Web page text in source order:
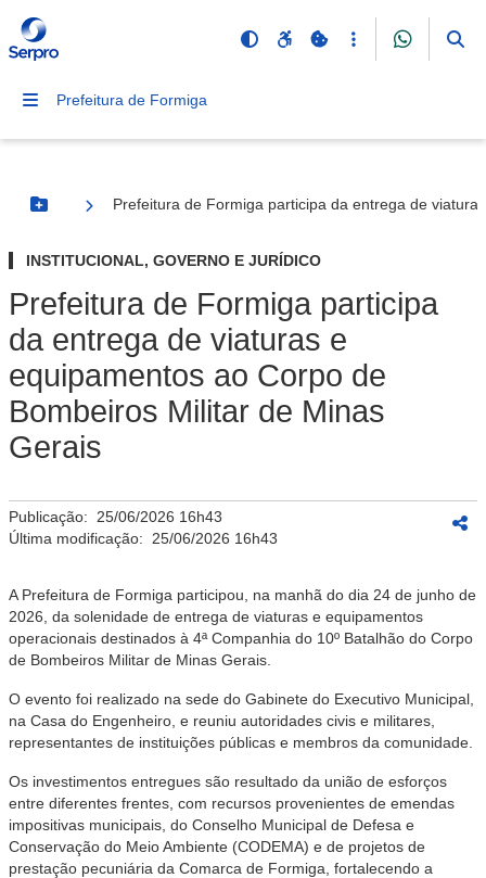
Prefeitura de Formiga
Botão Menu
Prefeitura de Formiga participa da entrega de
INSTITUCIONAL, GOVERNO E JURÍDICO
Prefeitura de Formiga participa
da entrega de viaturas e
equipamentos ao Corpo de
Bombeiros Militar de Minas
Gerais
Publicação: 25/06/2026 16h43
Última modificação: 25/06/2026 16h43
A Prefeitura de Formiga participou, na manhã do dia 24 de junho de
2026, da solenidade de entrega de viaturas e equipamentos
operacionais destinados à 4ª Companhia do 10º Batalhão do Corpo
de Bombeiros Militar de Minas Gerais.
O evento foi realizado na sede do Gabinete do Executivo Municipal,
na Casa do Engenheiro, e reuniu autoridades civis e militares,
representantes de instituições públicas e membros da comunidade.
Os investimentos entregues são resultado da união de esforços
entre diferentes frentes, com recursos provenientes de emendas
impositivas municipais, do Conselho Municipal de Defesa e
Conservação do Meio Ambiente (CODEMA) e de projetos de
prestação pecuniária da Comarca de Formiga, fortalecendo a